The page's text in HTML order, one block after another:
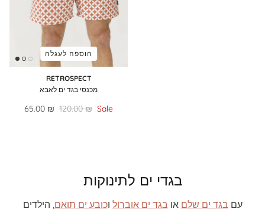
הוספה לעגלה
RETROSPECT
מכנסי בגד ים לאבא
65.00 ₪ 120.00 ₪ Sale
בגדי ים לתינוקות
עם בגד ים שלם או בגד ים אוברול וכובע ים תואם , הילדים